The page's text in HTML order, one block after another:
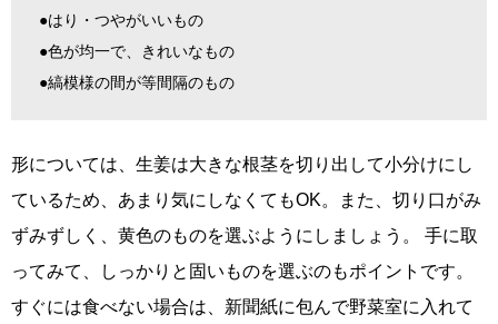
●はり・つやがいいもの
●色が均一で、きれいなもの
●縞模様の間が等間隔のもの
形については、生姜は大きな根茎を切り出して小分けにし
ているため、あまり気にしなくてもOK。また、切り口がみ
ずみずしく、黄色のものを選ぶようにしましょう。 手に取
ってみて、しっかりと固いものを選ぶのもポイントです。
すぐには食べない場合は、新聞紙に包んで野菜室に入れて